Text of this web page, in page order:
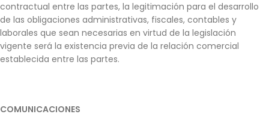
contractual entre las partes, la legitimación para el desarrollo
de las obligaciones administrativas, fiscales, contables y
laborales que sean necesarias en virtud de la legislación
vigente será la existencia previa de la relación comercial
establecida entre las partes.
COMUNICACIONES